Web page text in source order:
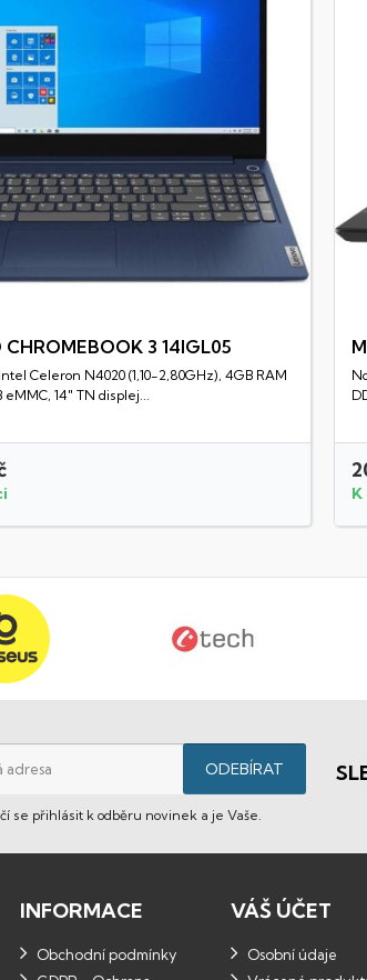
Rychlý náhled
CHROMEBOOK 3 14IGL05
Celeron N4020 (1,10-2,80GHz), 4GB RAM
eMMC, 14" TN displej...
se přihlásit k odběru novinek a je Vaše.
INFORMACE
Obchodní podmínky
VÁŠ ÚČET
Osobní údaje